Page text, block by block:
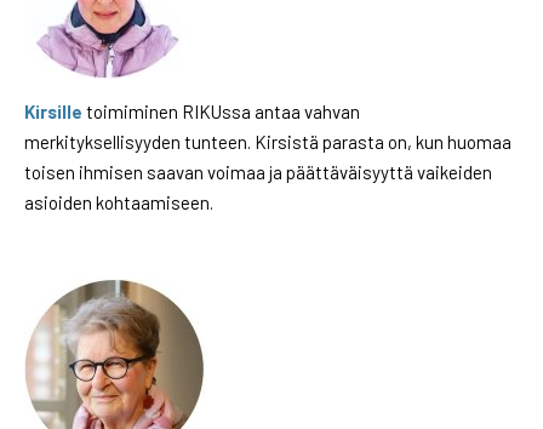
Kirsille toimiminen RIKUssa antaa vahvan
merkityksellisyyden tunteen. Kirsistä parasta on, kun huomaa
toisen ihmisen saavan voimaa ja päättäväisyyttä vaikeiden
asioiden kohtaamiseen.